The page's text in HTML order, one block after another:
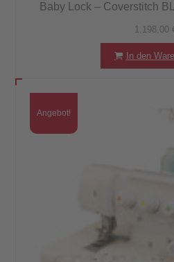
Baby Lock – Coverstitch
1.198,00
In den
Angebot!